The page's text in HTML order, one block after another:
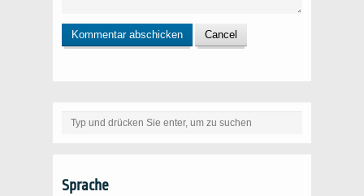
Sprache